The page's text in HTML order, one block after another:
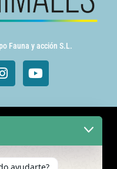
Fauna y acción S.L.
y TV